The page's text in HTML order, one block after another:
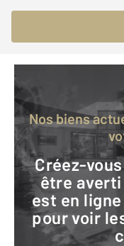
Nos biens actuels ne correspondent pas à
Créez-vous une alerte mail pour
être averti
est en
pour voir